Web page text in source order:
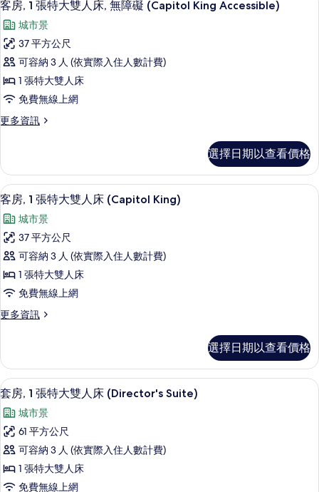
相
片
雙
人
床,
無
障
礙
的
相
片
特
大
人
床,
無
障
礙
示
客
房,
1
張
特
大
人
床,
無
障
礙
(Capitol
King
Accessible)
所
相
片
客房, 1 張特大雙人床, 無障礙 (Capitol King Accessible)
城市景
37 平方公尺
可容納 3 人 (依實際入住人數計費)
1 張特大雙人床
免費無線上網
更多資訊
更
1
張
特
雙
人
無
障
礙
(Capitol
King
情
選擇日期以查看價格
顯
示
客
房,
1
張
特
大
人
床
(Capitol
King)
的
所
有
相
10
客房, 1 張特大雙人床 (Capitol King)
城市景
37 平方公尺
可容納 3 人 (依實際入住人數計費)
1 張特大雙人床
免費無線上網
更多資訊
更
1
張
特
雙
人
(Capitol
King)
的
選擇日期以查看價格
顯
示
套
房,
1
張
套房, 1 張特大雙人床 (Director's
9
套房, 1 張特大雙人床 (Director's Suite)
城市景
61 平方公尺
可容納 3 人 (依實際入住人數計費)
1 張特大雙人床
免費無線上網